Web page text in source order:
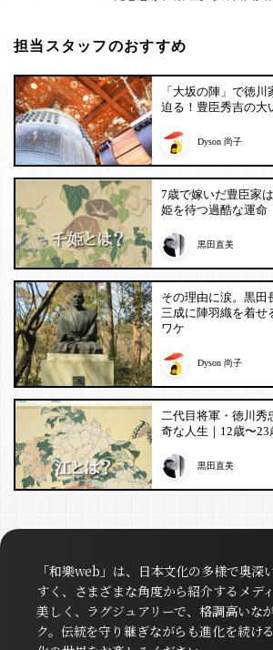
担当スタッフのおすすめ
「大坂の陣」で徳
迫る！豊臣秀吉の大
Dyson 尚子
7歳で嫁いだ豊臣家
姫を待つ過酷な運命
黒田直美
その理由に涙。黒田
三成に陣羽織を着せ
ワケ
Dyson 尚子
二代目将軍・徳川秀
奇な人生｜12歳〜23
黒田直美
「和樂web」は、日本文化の多様で奥深
すく、さまざまな角度から紹介するメディ
美しく、ラグジュアリーで、格調高いな
ク。伝統を守り継ぎながらも進化を続け